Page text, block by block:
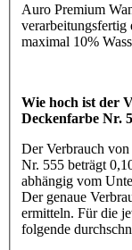
Auro Premium
verarbeitungsfertig
maximal 10%
Wie hoch ist der
Deckenfarbe Nr.
Der Verbrauch
Nr. 555 beträgt
abhängig vom
Der genaue
ermitteln. Für die
folgende